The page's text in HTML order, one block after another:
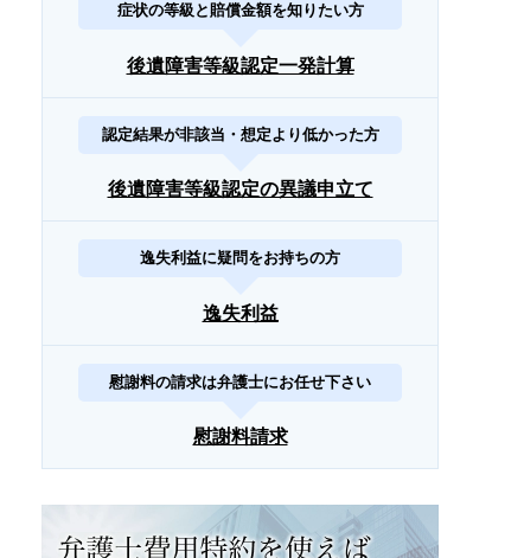
症状の等級と賠償金額を知りたい方
後遺障害等級認定一発計算
認定結果が非該当・想定より低かった方
後遺障害等級認定の異議申立て
逸失利益に疑問をお持ちの方
逸失利益
慰謝料の請求は弁護士にお任せ下さい
慰謝料請求